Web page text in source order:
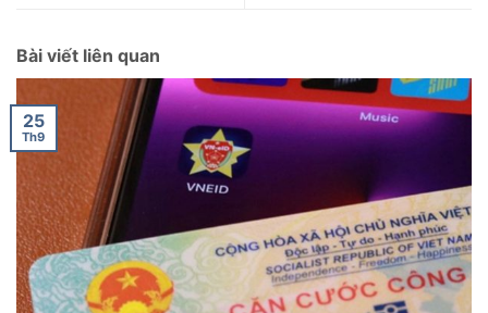
Bài viết liên quan
25
Th9